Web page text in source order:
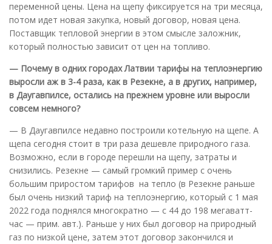
переменной цены. Цена на щепу фиксируется на три месяца,
потом идет новая закупка, новый договор, новая цена.
Поставщик тепловой энергии в этом смысле заложник,
который полностью зависит от цен на топливо.
— Почему в одних городах Латвии тарифы на теплоэнергию
выросли аж в 3-4 раза, как в Резекне, а в других, например,
в Даугавпилсе, остались на прежнем уровне или выросли
совсем немного?
— В Даугавпилсе недавно построили котельную на щепе. А
щепа сегодня стоит в три раза дешевле природного газа.
Возможно, если в городе перешли на щепу, затраты и
снизились. Резекне — самый громкий пример с очень
большим приростом тарифов на тепло (в Резекне раньше
был очень низкий тариф на теплоэнергию, который с 1 мая
2022 года поднялся многократно — с 44 до 198 мегаватт-
час — прим. авт.). Раньше у них был договор на природный
газ по низкой цене, затем этот договор закончился и